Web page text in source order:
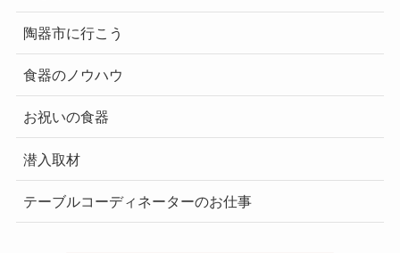
陶器市に行こう
食器のノウハウ
お祝いの食器
潜入取材
テーブルコーディネーターのお仕事